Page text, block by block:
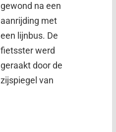
gewond na een
aanrijding met
een lijnbus. De
fietsster werd
geraakt door de
zijspiegel van